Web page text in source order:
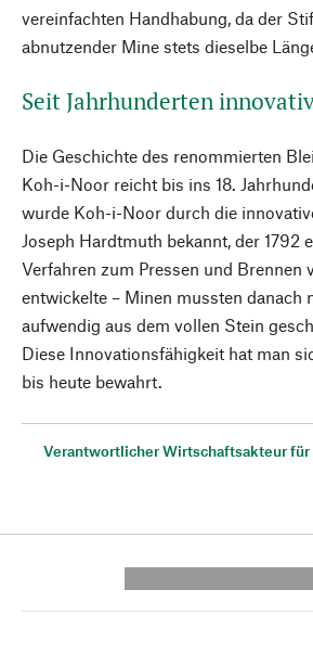
vereinfachten Handhabung, da der
abnutzender Mine stets dieselbe
Seit Jahrhunderten
Die Geschichte des renommierten
Koh-i-Noor reicht bis ins 18.
wurde Koh-i-Noor durch die
Joseph Hardtmuth bekannt, der 1792
Verfahren zum Pressen und Brennen
entwickelte – Minen mussten danach
aufwendig aus dem vollen Stein
Diese Innovationsfähigkeit hat man
bis heute bewahrt.
Verantwortlicher Wirtschaftsakteur für